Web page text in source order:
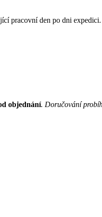
pracovní den po dni
objednání. Doručování